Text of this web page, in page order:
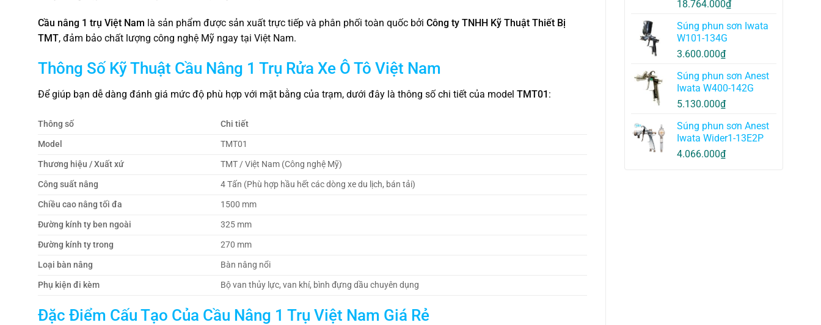
18.764.000₫
Súng phun sơn Iwata
W101-134G
3.600.000₫
Súng phun sơn Anest
Iwata W400-142G
5.130.000₫
Súng phun sơn Anest
Iwata Wider1-13E2P
4.066.000₫
Cầu nâng 1 trụ Việt Nam là sản phẩm được sản xuất trực tiếp và phân phối toàn quốc bởi Công ty TNHH Kỹ Thuật Thiết Bị
TMT, đảm bảo chất lượng công nghệ Mỹ ngay tại Việt Nam.
Thông Số Kỹ Thuật Cầu Nâng 1 Trụ Rửa Xe Ô Tô Việt Nam
Để giúp bạn dễ dàng đánh giá mức độ phù hợp với mặt bằng của trạm, dưới đây là thông số chi tiết của model TMT01 :
Thông số
Chi tiết
Model
TMT01
Thương hiệu / Xuất xứ
TMT / Việt Nam (Công nghệ Mỹ)
Công suất nâng
4 Tấn (Phù hợp hầu hết các dòng xe du lịch, bán tải)
Chiều cao nâng tối đa
1500 mm
Đường kính ty ben ngoài
325 mm
Đường kính ty trong
270 mm
Loại bàn nâng
Bàn nâng nổi
Phụ kiện đi kèm
Bộ van thủy lực, van khí, bình đựng dầu chuyên dụng
Đặc Điểm Cấu Tạo Của Cầu Nâng 1 Trụ Việt Nam Giá Rẻ